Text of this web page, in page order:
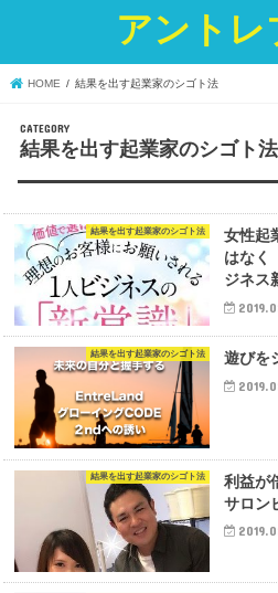
アントレ
HOME 結果を出す起業家のシゴト法
結果を出す起業家のシゴト法
結果を出す起業家のシゴト法
女性起
はなく
ジネス
結果を出す起業家のシゴト法 遊びを
結果を出す起業家のシゴト法
利益が
サロン